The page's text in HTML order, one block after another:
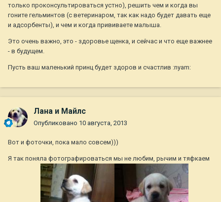
только проконсультироваться устно), решить чем и когда вы
гоните гельминтов (с ветеринаром, так как надо будет давать еще
и адсорбенты), и чем и когда прививаете малыша.
Это очень важно, это - здоровье щенка, и сейчас и что еще важнее
- в будущем.
Пусть ваш маленький принц будет здоров и счастлив :nyam:
Лана и Майлс
Опубликовано 10 августа, 2013
Вот и фоточки, пока мало совсем)))
Я так поняла фотографироваться мы не любим, рычим и тяфкаем